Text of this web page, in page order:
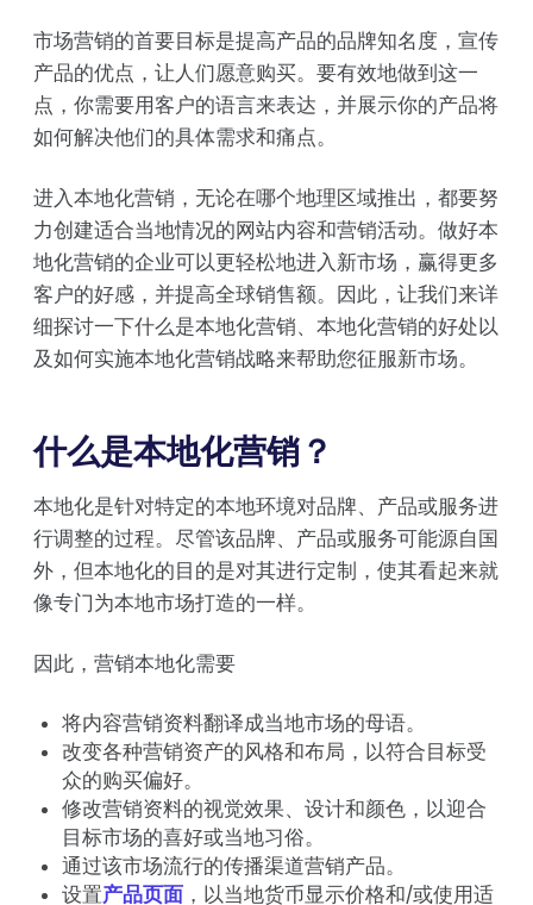
市场营销的首要目标是提高产品的品牌知名度，宣传
产品的优点，让人们愿意购买。要有效地做到这一
点，你需要用客户的语言来表达，并展示你的产品将
如何解决他们的具体需求和痛点。
进入本地化营销，无论在哪个地理区域推出，都要努
力创建适合当地情况的网站内容和营销活动。做好本
地化营销的企业可以更轻松地进入新市场，赢得更多
客户的好感，并提高全球销售额。因此，让我们来详
细探讨一下什么是本地化营销、本地化营销的好处以
及如何实施本地化营销战略来帮助您征服新市场。
什么是本地化营销？
本地化是针对特定的本地环境对品牌、产品或服务进
行调整的过程。尽管该品牌、产品或服务可能源自国
外，但本地化的目的是对其进行定制，使其看起来就
像专门为本地市场打造的一样。
因此，营销本地化需要
将内容营销资料翻译成当地市场的母语。
改变各种营销资产的风格和布局，以符合目标受
众的购买偏好。
修改营销资料的视觉效果、设计和颜色，以迎合
目标市场的喜好或当地习俗。
通过该市场流行的传播渠道营销产品。
设置产品页面 ，以当地货币显示价格和/或使用适